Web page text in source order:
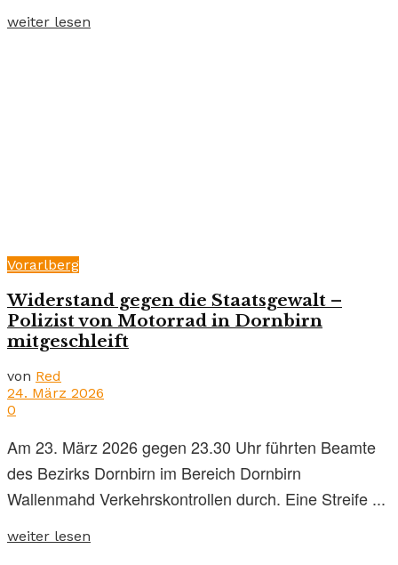
weiter lesen
Vorarlberg
Widerstand gegen die Staatsgewalt –
Polizist von Motorrad in Dornbirn
mitgeschleift
von Red
24. März 2026
0
Am 23. März 2026 gegen 23.30 Uhr führten Beamte
des Bezirks Dornbirn im Bereich Dornbirn
Wallenmahd Verkehrskontrollen durch. Eine Streife ...
weiter lesen